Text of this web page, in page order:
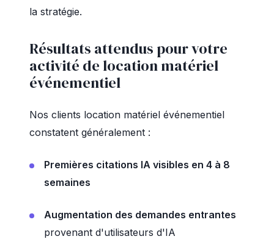
la stratégie.
Résultats attendus pour votre
activité de location matériel
événementiel
Nos clients location matériel événementiel
constatent généralement :
Premières citations IA visibles en 4 à 8
semaines
Augmentation des demandes entrantes
provenant d'utilisateurs d'IA